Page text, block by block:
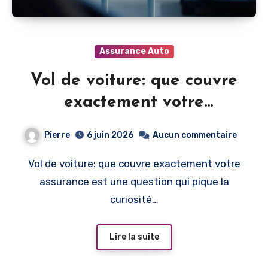
Assurance Auto
Vol de voiture: que couvre
exactement votre
Pierre 6 juin 2026 Aucun commentaire
Vol de voiture: que couvre exactement votre
assurance est une question qui pique la
curiosité…
Lire la suite